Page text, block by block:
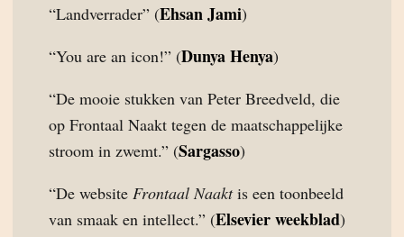
“Landverrader” (Ehsan Jami)
“You are an icon!” (Dunya Henya)
“De mooie stukken van Peter Breedveld, die
op Frontaal Naakt tegen de maatschappelijke
stroom in zwemt.” (Sargasso)
“De website Frontaal Naaktis een toonbeeld
van smaak en intellect.” (Elsevier weekblad)